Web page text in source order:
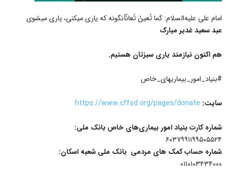
امام علی علیه‌السلام: کَما تُعینُ تُعانُآنگونه که یاری میکنی، یاری میشوی
عید سعید غدیر مبارک
هم اکنون نیازمند یاری سبزتان هستیم.
#بنیاد_امور_بیماریهای_خاص
سایت: https://www.cffsd.org/pages/donate
شماره کارت بنیاد امور بیماری‌های خاص بانک ملی:
۶۰۳۷۹۹۱۱۹۹۵۰۵۵۲۴
شماره حساب کمک های مردمی بانک ملی شعبه اسکان:
۰۱۱۰۱۰۳۴۳۴۰۰۰